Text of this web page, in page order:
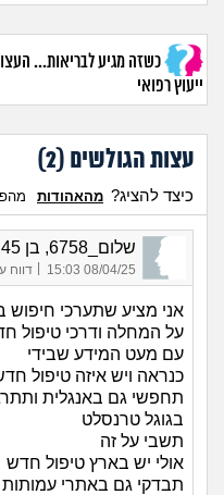
כשזה מגיע לבריאות...
ייעוץ רפואי
עצות הגולשים (2
)
כיצד להציג? מהאהודות
שלום_6758, בן 45, אורח
08/04/25 15:03
| דווח
אני מציע שתערכי חיפוש
על המחלה ודרכי טיפול
עם מעט המידע שבידי
כנראה ויש איזה טיפול
תחפשי גם באנגלית
בגוגל טרנסלט
תשבי על זה
אולי יש בארץ טיפול חדש
תבדקי גם באתרי עמותות